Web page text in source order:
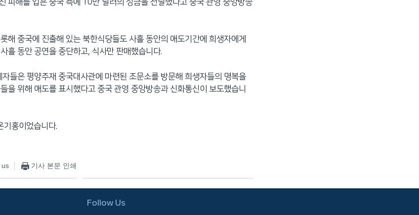
피해를 입은 중국 측에 10만 달러의 성금을 전달했다고 중국 관영 중앙방송
해 중국에 진출해 있는 북한식당들도 사흘 동안의 애도기간에 희생자에게
흘 동안 공연을 중단하고, 식사만 판매했습니다.
들은 평양주재 중국대사관에 마련된 조문소를 방문해 희생자들의 명복을
을 위해 애도를 표시했다고 중국 관영 중앙방송과 신화통신이 보도했습니
기홍이었습니다.
us 기사 본문 인쇄
Follow Us